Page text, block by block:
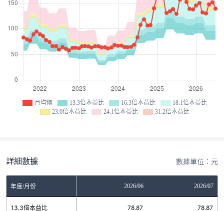
月均價 13.3倍本益比 16.3倍本益比
18.1倍本益比
23.0倍本益比
24.1倍本益比 31.2倍本益比
詳細數據 數據單位：元
年度/月份 2026/06 2026/07
13.3倍本益比 78.87 78.87